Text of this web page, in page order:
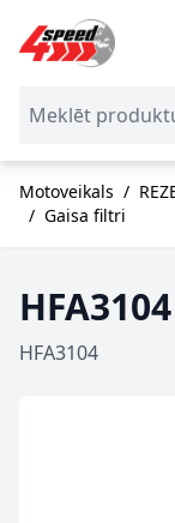
Skip to Content
Motoveikals /
/ Gaisa filtri
HFA3104